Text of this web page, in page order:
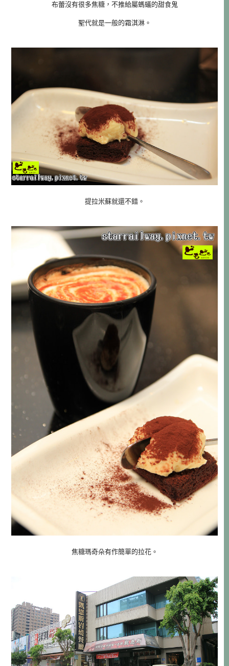
布蕾沒有很多焦糖，不推給屬螞蟻的甜食鬼
聖代就是一般的霜淇淋。
提拉米蘇就還不錯。
焦糖瑪奇朵有作簡單的拉花。